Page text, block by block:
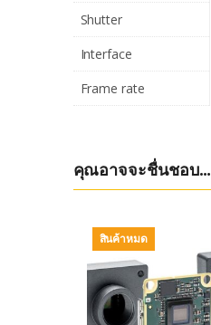
Shutter
Interface
Frame rate
คุณอาจจะชื่นชอบ…
สินค้าหมด